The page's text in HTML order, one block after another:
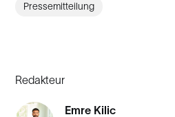
Redakteur
Emre Kilic
Pressemitteilung